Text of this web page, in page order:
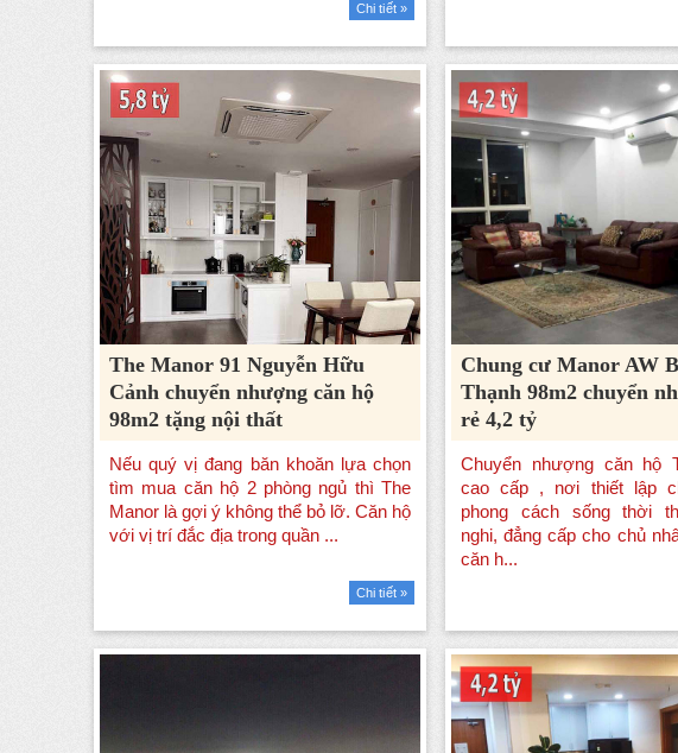
Chi tiết »
The Manor 91 Nguyễn Hữu
Cảnh chuyển nhượng căn hộ
98m2 tặng nội thất
Chi tiết »
Chung cư Manor AW
Thạnh 98m2 chuyển
rẻ 4,2 tỷ